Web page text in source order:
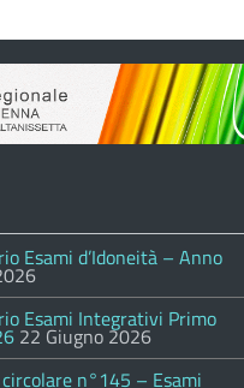
Esami d’Idoneità – Anno
Esami Integrativi Primo
22 Giugno 2026
n°145 – Esami